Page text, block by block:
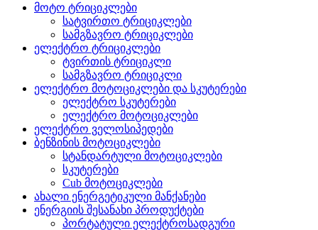
მოტო ტრიციკლები
სატვირთო ტრიციკლები
სამგზავრო ტრიციკლები
ელექტრო ტრიციკლები
ტვირთის ტრიციკლი
სამგზავრო ტრიციკლი
ელექტრო მოტოციკლები და სკუტერები
ელექტრო სკუტერები
ელექტრო მოტოციკლები
ელექტრო ველოსიპედები
ბენზინის მოტოციკლები
სტანდარტული მოტოციკლები
სკუტერები
Cub მოტოციკლები
ახალი ენერგეტიკული მანქანები
ენერგიის შესანახი პროდუქტები
პორტატული ელექტროსადგური